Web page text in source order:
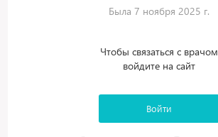
Была 7 ноября 2025 г.
Чтобы связаться с врачом
войдите на сайт
Войти